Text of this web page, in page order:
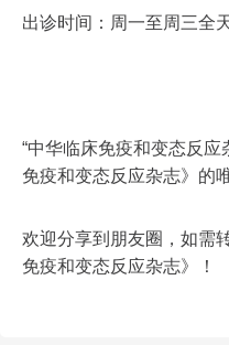
出诊时间：周一至周三全
“中华临床免疫和变态反
免疫和变态反应杂志》的
欢迎分享到朋友圈，如需
免疫和变态反应杂志》！